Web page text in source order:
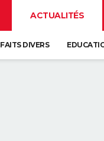
ACTUALITÉS
FAITS DIVERS